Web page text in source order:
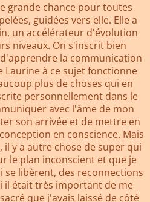
grande chance pour toutes
guidées vers elle. Elle a
un accélérateur d'évolution
niveaux. On s'inscrit bien
la communication
Laurine à ce sujet fonctionne
plus de choses qui en
personnellement dans le
avec l'âme de mon
son arrivée et de mettre en
en conscience. Mais
y a autre chose de super qui
le plan inconscient et que je
se libèrent, des reconnections
il était très important de me
que j'avais laissé de côté